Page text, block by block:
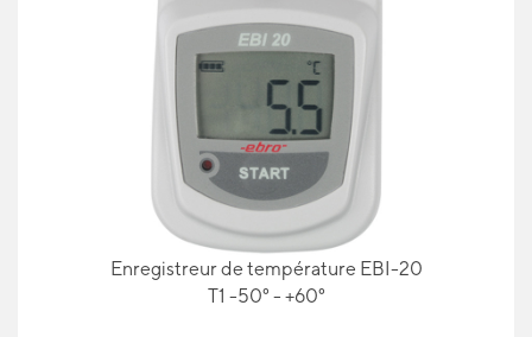
Enregistreur de température EBI-20
T1 -50° - +60°